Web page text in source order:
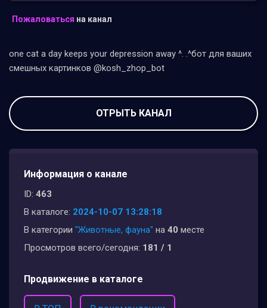
Пожаловаться на канал
one cat a day keeps your depression away ^. .^бот для ваших
смешных картинков @kosh_zhop_bot
ОТРЫТЬ КАНАЛ
Информация о канале
ID: 463
В каталоге: 2024-10-07 13:28:18
В категории "Животные, фауна" на 40 месте
Просмотров всего/сегодня: 181 / 1
Продвижение в каталоге